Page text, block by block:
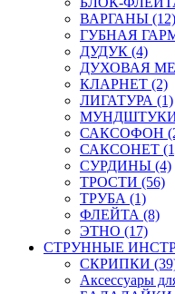
ВАРГАНЫ (12)
ГУБНАЯ
ДУДУК (4)
ДУХОВАЯ
КЛАРНЕТ (2)
ЛИГАТУРА (1)
МУНДШТУКИ
САКСОФОН
САКСОНЕТ
СУРДИНЫ (4)
ТРОСТИ (56)
ТРУБА (1)
ФЛЕЙТА (8)
ЭТНО (17)
СТРУННЫЕ
СКРИПКИ
Аксессуары